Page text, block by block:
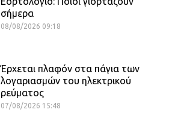
σήμερα
08/08/2026 09:18
Έρχεται πλαφόν στα πάγια των
λογαριασμών του ηλεκτρικού
ρεύματος
07/08/2026 15:48